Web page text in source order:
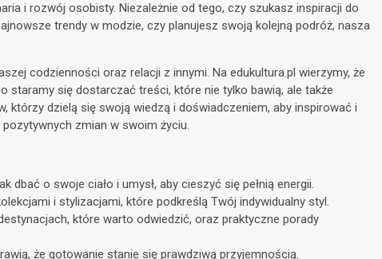
i rozwój osobisty. Niezależnie od tego, czy szukasz inspiracji do
trendy w modzie, czy planujesz swoją kolejną podróż, nasza
codzienności oraz relacji z innymi. Na edukultura.pl wierzymy, że
staramy się dostarczać treści, które nie tylko bawią, ale także
którzy dzielą się swoją wiedzą i doświadczeniem, aby inspirować i
zmian w swoim życiu.
dbać o swoje ciało i umysł, aby cieszyć się pełnią energii.
i stylizacjami, które podkreślą Twój indywidualny styl.
które warto odwiedzić, oraz praktyczne porady
że gotowanie stanie się prawdziwą przyjemnością.